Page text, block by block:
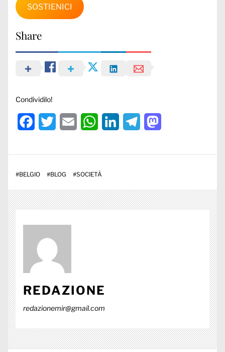
SOSTIENICI
Share
Condividilo!
Facebook
Twitter Email WhatsAppLinkedInTelegram
#BELGIO #BLOG #SOCIETÀ
REDAZIONE
redazionemir@gmail.com